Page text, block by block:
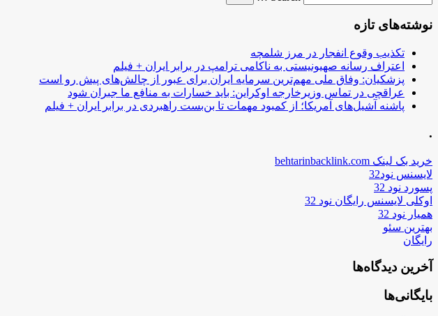
نوشته‌های تازه
تکذیب وقوع انفجار در مرز شلمچه
اعتراف رسانه صهیونیستی به ناکامی ترامپ در برابر ایران + فیلم
پزشکیان: وفاق ملی مهم‌ترین سرمایه ایران برای عبور از چالش‌های پیش رو است
عراقچی در تماس وزیرخارجه اوکراین: باید خسارات به منافع ما جبران شود
پاشنه آشیل‌های آمریکا؛ از کمبود مهمات تا بن‌بست راهبردی در برابر ایران + فیلم
.
خرید بک لینک behtarinbacklink.com
لایسنس نود32
پسورد نود 32
اوکلی لایسنس رایگان نود 32
همیار نود 32
بهترین سئو
رایگان
آخرین دیدگاه‌ها
بایگانی‌ها